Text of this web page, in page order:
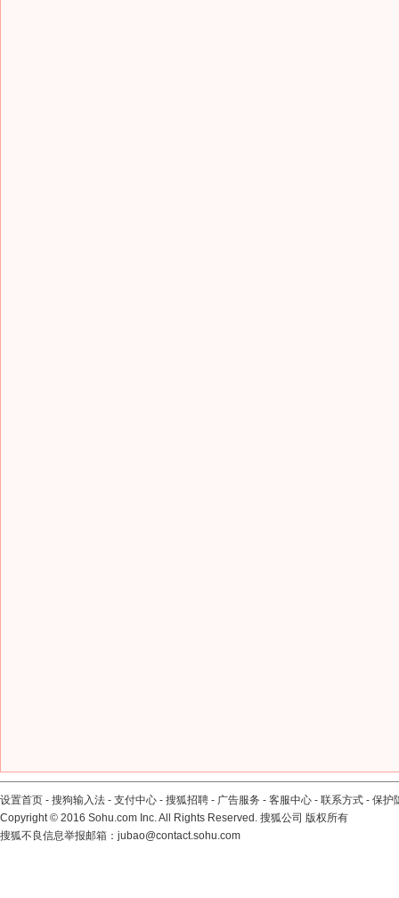
设置首页 - 搜狗输入法 - 支付中心 - 搜狐招聘 - 广告服务 - 客服中心 - 联系方式 - 保护
Copyright© 2016 Sohu.com Inc. All Rights Reserved. 搜狐公司 版权所有
搜狐不良信息举报邮箱： jubao@contact.sohu.com